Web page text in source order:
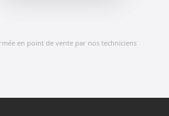
en point de vente par nos techniciens